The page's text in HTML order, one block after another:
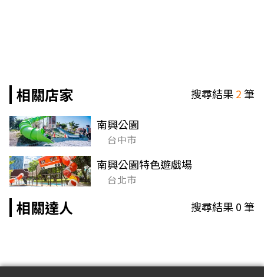
相關店家 搜尋結果2筆
南興公園
台中市
南興公園特色遊戲場
台北市
相關達人 搜尋結果0筆